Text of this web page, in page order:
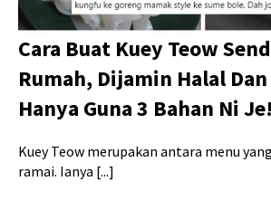
Cara Buat Kuey Teow
Rumah, Dijamin Halal
Hanya Guna 3 Bahan Ni Je!
Kuey Teow merupakan antara menu
ramai. Ianya [...]